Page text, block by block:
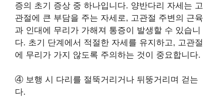
증의 초기 증상 중 하나입니다. 양반다리 자세는 고
관절에 큰 부담을 주는 자세로, 고관절 주변의 근육
과 인대에 무리가 가해져 통증이 발생할 수 있습니
다. 초기 단계에서 적절한 자세를 유지하고, 고관절
에 무리가 가지 않도록 주의하는 것이 중요합니다.
④ 보행 시 다리를 절뚝거리거나 뒤뚱거리며 걷는
다.